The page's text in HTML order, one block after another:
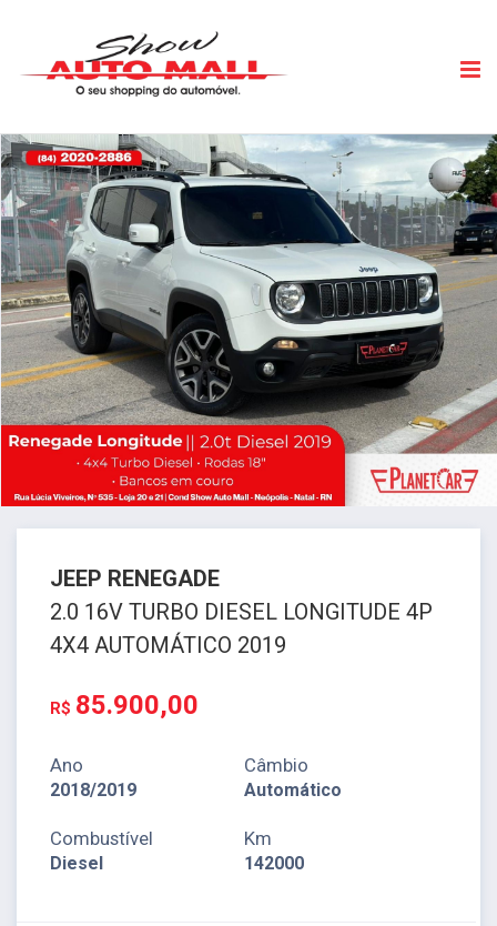
JEEP RENEGADE
2.0 16V TURBO DIESEL LONGITUDE 4P
4X4 AUTOMÁTICO 2019
R$ 85.900,00
Ano
2018/2019
Câmbio
Automático
Combustível
Diesel
Km
142000